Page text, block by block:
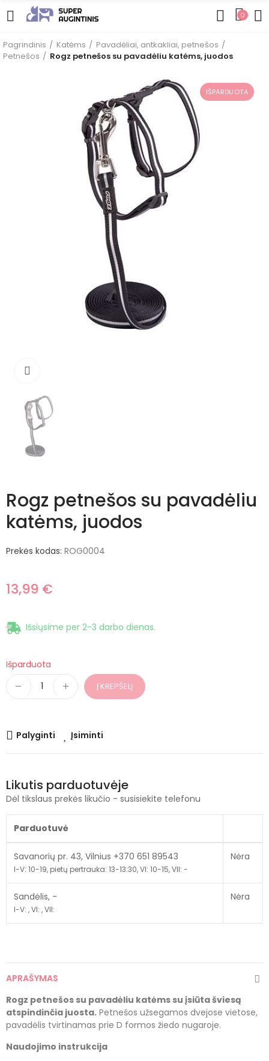
0
Pagrindinis Katėms
Pavadėliai, antkakliai, petnešos
Petnešos
Rogz petnešos su pavadėliu katėms, juodos
IŠPARDUOTA
Rogz petnešos su pavadėliu
katėms, juodos
Prekės kodas: ROG0004
13,99 €
Išsiųsime per 2-3 darbo dienas.
Išparduota
Į KREPŠELĮ
Palyginti Įsiminti
Likutis parduotuvėje
Dėl tikslaus prekės likučio - susisiekite telefonu
Parduotuvė
Savanorių pr. 43, Vilnius +370 651 89543
I-V: 10-19, pietų pertrauka: 13-13:30, VI: 10-15, VII: -
Nėra
Sandėlis, -
I-V: , VI: , VII:
Nėra
APRAŠYMAS
Rogz petnešos su pavadėliu katėms su įsiūta šviesą
atspindinčia juosta. Petnešos užsegamos dvejose vietose,
pavadėlis tvirtinamas prie D formos žiedo nugaroje.
Naudojimo instrukcija